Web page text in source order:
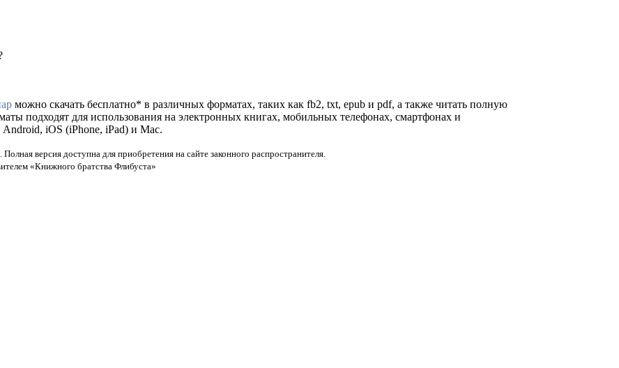
можно скачать бесплатно* в различных форматах, таких как fb2, txt, epub и pdf, а также читать полную
подходят для использования на электронных книгах, мобильных телефонах, смартфонах и
iOS (iPhone, iPad) и Mac.
версия доступна для приобретения на сайте законного распространителя.
«Книжного братства Флибуста»